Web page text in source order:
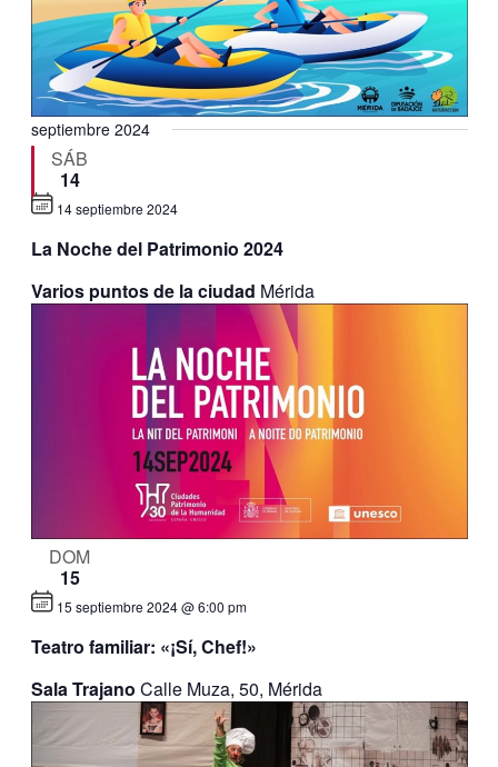
septiembre 2024
SÁB
14
La Noche del Patrimonio 2024
14 septiembre 2024
Varios puntos de la ciudad Mérida
DOM
15
Teatro familiar: «¡Sí, Chef!»
15 septiembre 2024 @ 6:00 pm
Sala Trajano Calle Muza, 50, Mérida